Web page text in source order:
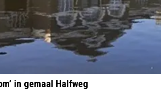
in gemaal Halfweg